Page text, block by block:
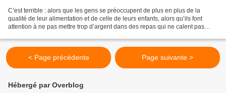
C’est terrible : alors que les gens se préoccupent de plus en plus de la
qualité de leur alimentation et de celle de leurs enfants, alors qu’ils font
attention à ne pas mettre trop d’argent dans des repas qui ne calent pas
< Page précédente Page suivante >
Hébergé par Overblog